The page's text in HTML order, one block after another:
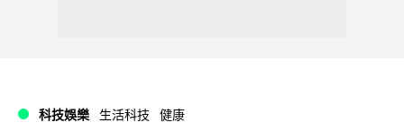
科技娛樂 生活科技 健康